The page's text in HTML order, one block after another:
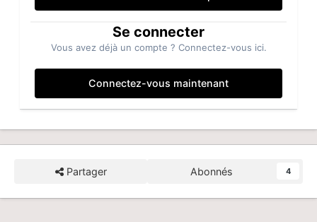
Se connecter
Vous avez déjà un compte ? Connectez-vous ici.
Connectez-vous maintenant
Partager Abonnés 4